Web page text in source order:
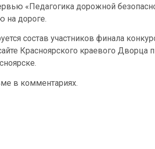
«Педагогика дорожной
на дороге.
состав участников финала
Красноярского краевого Дворца
в комментариях.